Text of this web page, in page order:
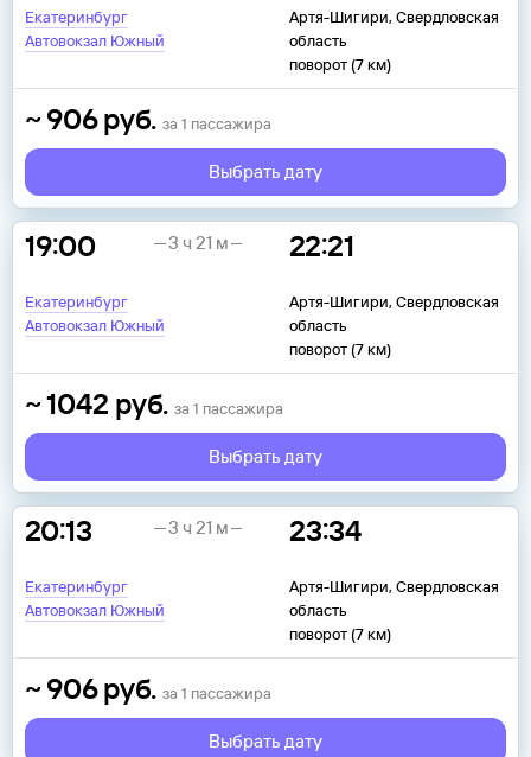
Екатеринбург
Автовокзал Южный
Артя-Шигири, Свердловская
область
поворот (7 км)
~906 руб. за 1 пассажира
Выбрать дату
19:00
Екатеринбург
Автовокзал Южный
22:21
Артя-Шигири, Свердловская
область
поворот (7 км)
3 ч 21 м
~1042 руб. за 1 пассажира
Выбрать дату
20:13
Екатеринбург
Автовокзал Южный
23:34
Артя-Шигири, Свердловская
область
поворот (7 км)
3 ч 21 м
~906 руб. за 1 пассажира
Выбрать дату